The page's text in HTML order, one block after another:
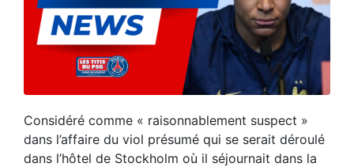
Considéré comme « raisonnablement suspect »
dans l’affaire du viol présumé qui se serait déroulé
dans l’hôtel de Stockholm où il séjournait dans la